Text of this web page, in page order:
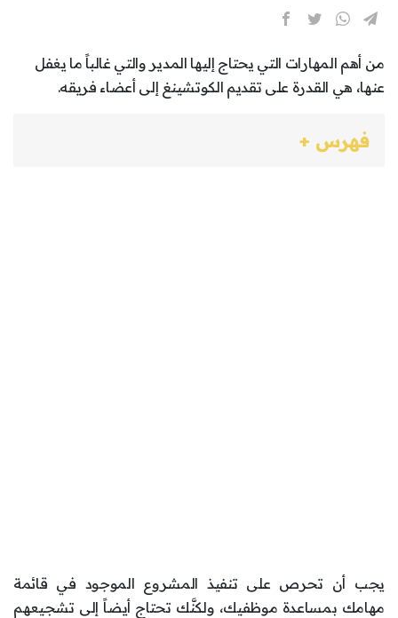
من أهم المهارات التي يحتاج إليها المدير والتي غالباً ما يغفل
عنها، هي القدرة على تقديم الكوتشينغ إلى أعضاء فريقه.
فهرس +
يجب أن تحرص على تنفيذ المشروع الموجود في قائمة
مهامك بمساعدة موظفيك، ولكنَّك تحتاج أيضاً إلى تشجيعهم